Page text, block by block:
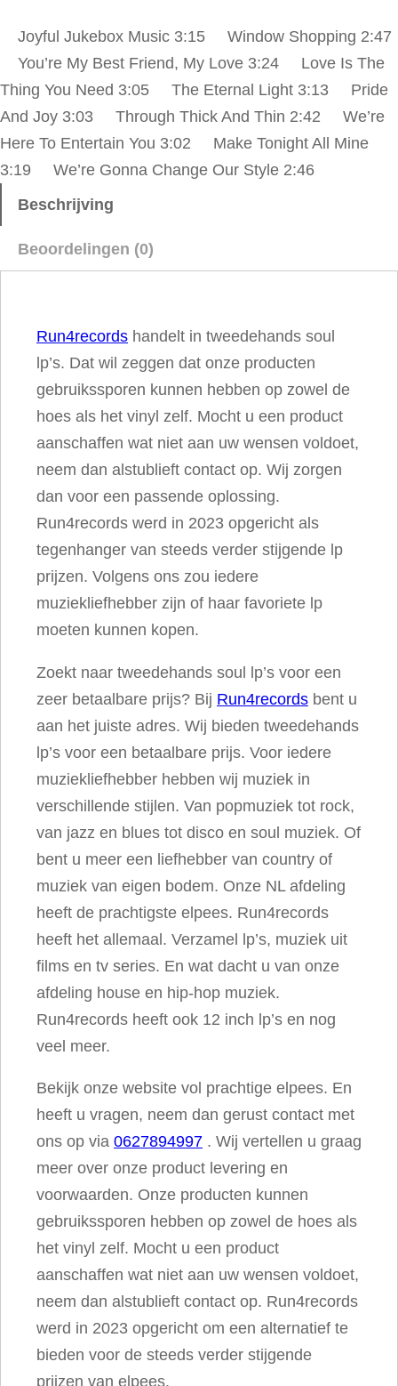
J
o
y
f
l
Joyful Jukebox Music 3:15 Window Shopping 2:47
You’re My Best Friend, My Love 3:24 Love Is The
Thing You Need 3:05 The Eternal Light 3:13 Pride
And Joy 3:03 Through Thick And Thin 2:42 We’re
Here To Entertain You 3:02 Make Tonight All Mine
3:19 We’re Gonna Change Our Style 2:46
Beschrijving
Beoordelingen (0)
Run4records handelt in tweedehands soul
lp’s. Dat wil zeggen dat onze producten
gebruikssporen kunnen hebben op zowel de
hoes als het vinyl zelf. Mocht u een product
aanschaffen wat niet aan uw wensen voldoet,
neem dan alstublieft contact op. Wij zorgen
dan voor een passende oplossing.
Run4records werd in 2023 opgericht als
tegenhanger van steeds verder stijgende lp
prijzen. Volgens ons zou iedere
muziekliefhebber zijn of haar favoriete lp
moeten kunnen kopen.
Zoekt naar tweedehands soul lp’s voor een
zeer betaalbare prijs? Bij Run4records bent u
aan het juiste adres. Wij bieden tweedehands
lp’s voor een betaalbare prijs. Voor iedere
muziekliefhebber hebben wij muziek in
verschillende stijlen. Van popmuziek tot rock,
van jazz en blues tot disco en soul muziek. Of
bent u meer een liefhebber van country of
muziek van eigen bodem. Onze NL afdeling
heeft de prachtigste elpees. Run4records
heeft het allemaal. Verzamel lp’s, muziek uit
films en tv series. En wat dacht u van onze
afdeling house en hip-hop muziek.
Run4records heeft ook 12 inch lp’s en nog
veel meer.
Bekijk onze website vol prachtige elpees. En
heeft u vragen, neem dan gerust contact met
ons op via 0627894997 . Wij vertellen u graag
meer over onze product levering en
voorwaarden. Onze producten kunnen
gebruikssporen hebben op zowel de hoes als
het vinyl zelf. Mocht u een product
aanschaffen wat niet aan uw wensen voldoet,
neem dan alstublieft contact op. Run4records
werd in 2023 opgericht om een alternatief te
bieden voor de steeds verder stijgende
prijzen van elpees.